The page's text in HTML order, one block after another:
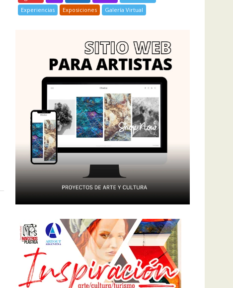
Experiencias
Exposiciones Galería Virtual